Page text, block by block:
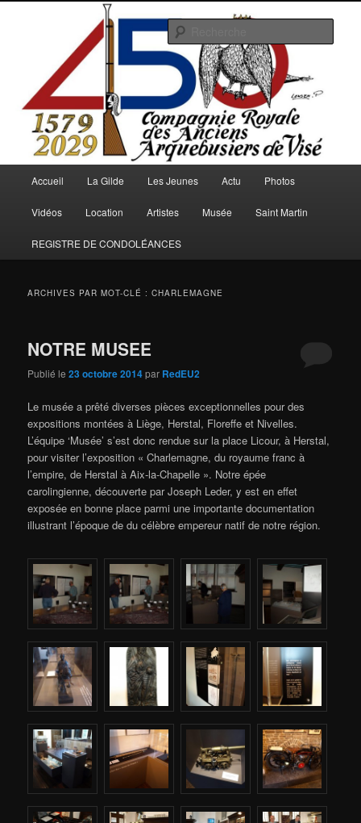
Arquebusiers.eu
Accueil La Gilde Les Jeunes Actu Photos
Vidéos Location Artistes Musée Saint Martin
REGISTRE DE CONDOLÉANCES
ARCHIVES PAR MOT-CLÉ :CHARLEMAGNE
NOTRE MUSEE
Publié le23 octobre 2014par RedEU2
Le musée a prêté diverses pièces exceptionnelles pour des
expositions montées à Liège, Herstal, Floreffe et Nivelles.
L’équipe ‘Musée’ s’est donc rendue sur la place Licour, à Herstal,
pour visiter l’exposition « Charlemagne, du royaume franc à
l’empire, de Herstal à Aix-la-Chapelle ». Notre épée
carolingienne, découverte par Joseph Leder, y est en effet
exposée en bonne place parmi une importante documentation
illustrant l’époque de du célèbre empereur natif de notre région.